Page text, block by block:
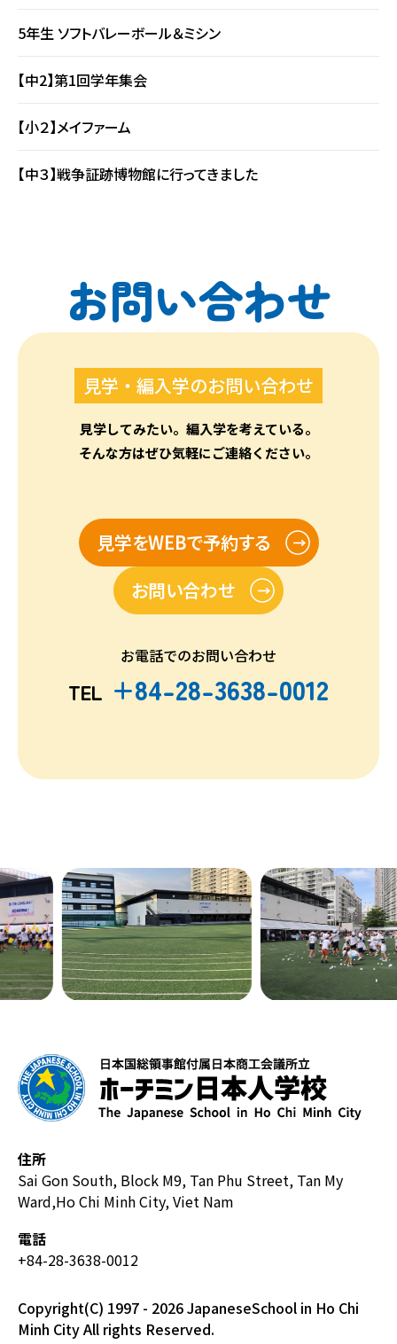
5年生 ソフトバレーボール＆ミシン
【中2】第1回学年集会
【小２】メイファーム
【中３】戦争証跡博物館に行ってきました
お問い合わせ
見学・編入学のお問い合わせ
見学してみたい。編入学を考えている。
そんな方はぜひ気軽にご連絡ください。
見学をWEBで予約する
お問い合わせ
お電話でのお問い合わせ
TEL +84-28-3638-0012
住所
Sai Gon South, Block M9, Tan Phu Street, Tan My
Ward,Ho Chi Minh City, Viet Nam
電話
+84-28-3638-0012
Copyright(C) 1997 - 2026 JapaneseSchool in Ho Chi
Minh City All rights Reserved.